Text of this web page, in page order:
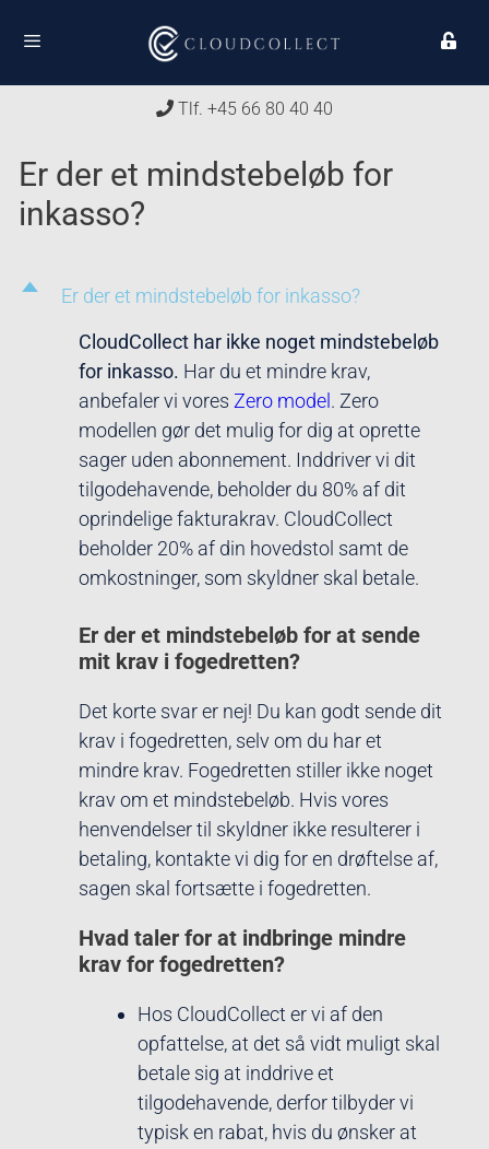
Tlf. +45 66 80 40 40
Er der et mindstebeløb for
inkasso?
D
Er der et mindstebeløb for inkasso?
CloudCollect har ikke noget mindstebeløb
for inkasso. Har du et mindre krav,
anbefaler vi vores Zero model . Zero
modellen gør det mulig for dig at oprette
sager uden abonnement. Inddriver vi dit
tilgodehavende, beholder du 80% af dit
oprindelige fakturakrav. CloudCollect
beholder 20% af din hovedstol samt de
omkostninger, som skyldner skal betale.
Er der et mindstebeløb for at sende
mit krav i fogedretten?
Det korte svar er nej! Du kan godt sende dit
krav i fogedretten, selv om du har et
mindre krav. Fogedretten stiller ikke noget
krav om et mindstebeløb. Hvis vores
henvendelser til skyldner ikke resulterer i
betaling, kontakte vi dig for en drøftelse af,
sagen skal fortsætte i fogedretten.
Hvad taler for at indbringe mindre
krav for fogedretten?
Hos CloudCollect er vi af den
opfattelse, at det så vidt muligt skal
betale sig at inddrive et
tilgodehavende, derfor tilbyder vi
typisk en rabat, hvis du ønsker at